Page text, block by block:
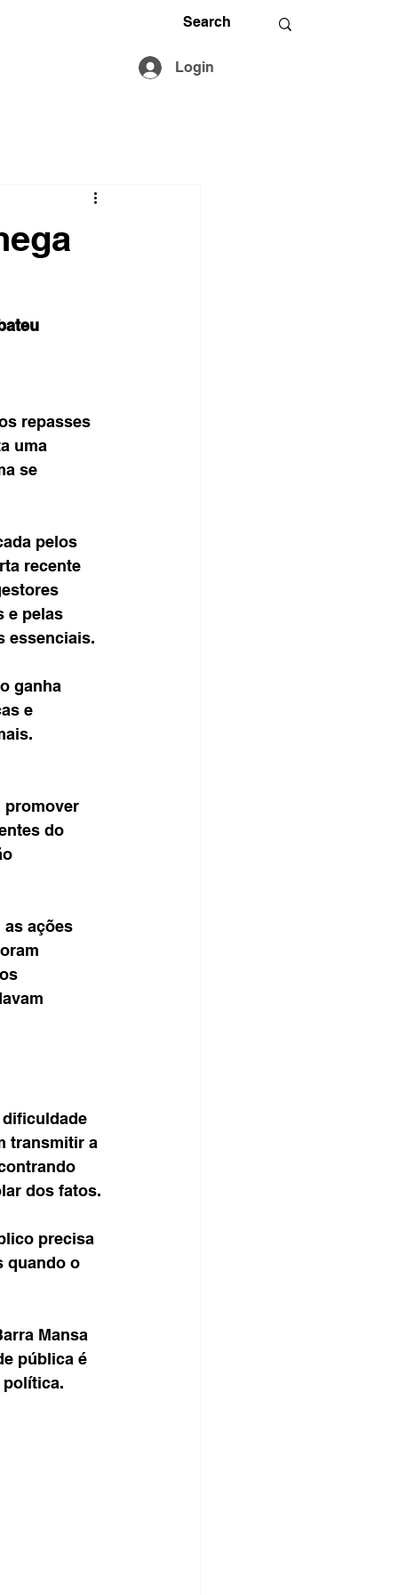
Login
repasses
uma
se
pelos
recente
e pelas
essenciais.
ganha
e
promover
do
as ações
dificuldade
transmitir a
dos fatos.
precisa
quando o
Mansa
pública é
política.